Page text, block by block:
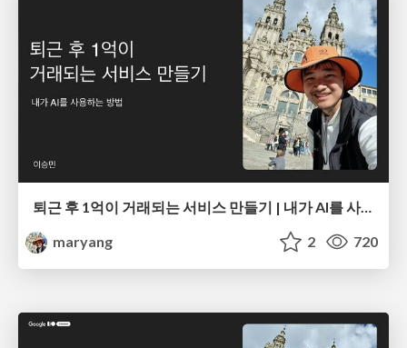
퇴근 후 1억이 거래되는 서비스 만들기 | 내가 AI를 사용하는 방법
maryang
2 720